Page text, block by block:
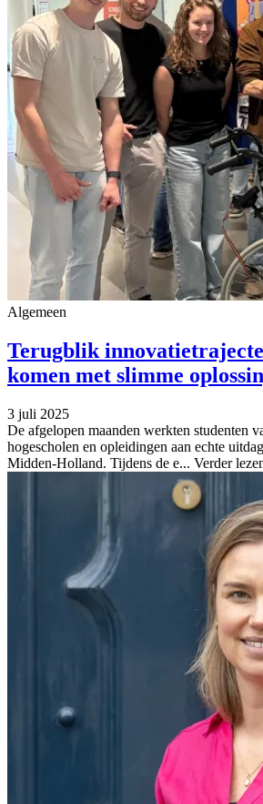
Algemeen
Terugblik
komen met slimme
3 juli 2025
De afgelopen maanden werkten studenten
hogescholen en opleidingen aan echte
Midden-Holland. Tijdens de e... Verder